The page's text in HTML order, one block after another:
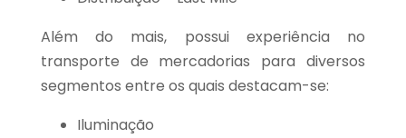
Além do mais, possui experiência no
transporte de mercadorias para diversos
segmentos entre os quais destacam-se:
Iluminação